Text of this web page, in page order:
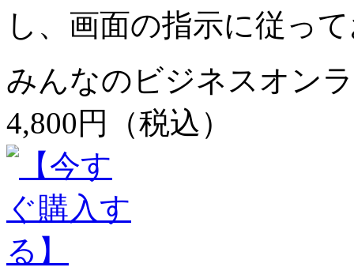
し、画面の指示に従っ
みんなのビジネスオン
4,800円（税込）